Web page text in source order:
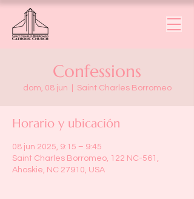
Confessions
dom, 08 jun Saint Charles Borromeo
Horario y ubicación
08 jun 2025, 9:15 – 9:45
Saint Charles Borromeo, 122 NC-561,
Ahoskie, NC 27910, USA